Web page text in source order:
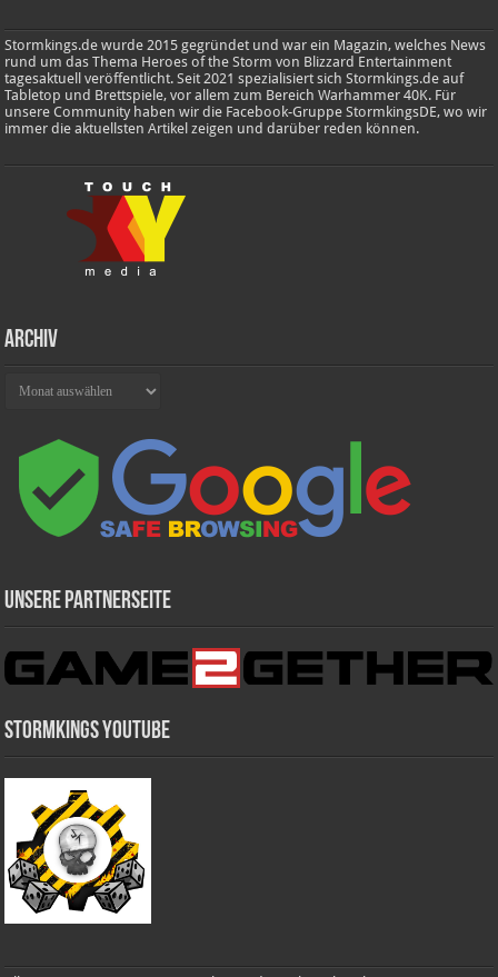
Stormkings.de wurde 2015 gegründet und war ein Magazin, welches News
rund um das Thema Heroes of the Storm von Blizzard Entertainment
tagesaktuell veröffentlicht. Seit 2021 spezialisiert sich Stormkings.de auf
Tabletop und Brettspiele, vor allem zum Bereich Warhammer 40K. Für
unsere Community haben wir die Facebook-Gruppe StormkingsDE, wo wir
immer die aktuellsten Artikel zeigen und darüber reden können.
Archiv
Unsere Partnerseite
Stormkings Youtube